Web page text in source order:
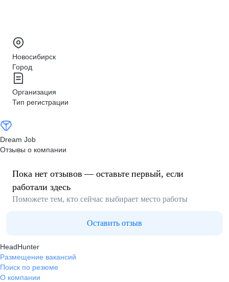
Новосибирск
Город
Организация
Тип регистрации
Dream Job
Отзывы о компании
Пока нет отзывов — оставьте первый, если
работали здесь
Поможете тем, кто сейчас выбирает место работы
Оставить отзыв
HeadHunter
Размещение вакансий
Поиск по резюме
О компании